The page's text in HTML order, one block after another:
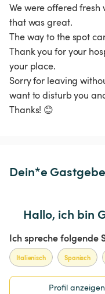
We were offered
that was great.
The way to the spot
Thank you for your
your place.
Sorry for leaving
want to disturb you
Thanks! 😊
Dein*e
Hallo, ich bin
Ich spreche folgende
Italienisch Spanisch
Profil anzeigen